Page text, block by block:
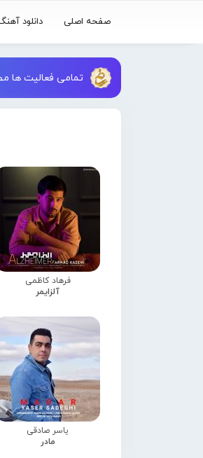
صفحه اصلی دانلود
تمامی فعالیت ها
فرهاد کاظمی
آلزایمر
یاسر صادقی
مادر